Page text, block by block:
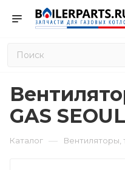
GAS
Каталог — Вентиляторы,